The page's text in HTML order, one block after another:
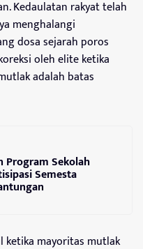
Kedaulatan rakyat telah
menghalangi
dosa sejarah poros
oleh elite ketika
adalah batas
Program Sekolah
Semesta
ketika mayoritas mutlak